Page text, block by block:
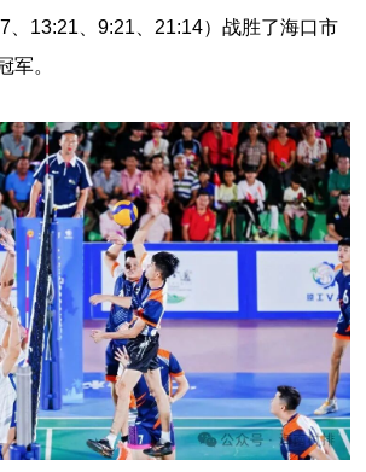
13:21 、9:21 、21:14）战胜了海口市
军。